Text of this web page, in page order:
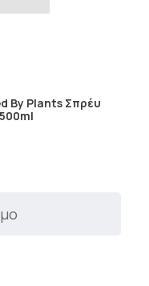
By Plants Σπρέυ